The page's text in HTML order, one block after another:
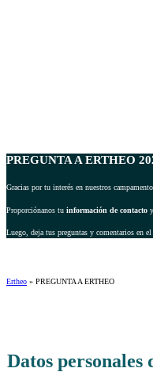
PREGUNTA A ERTHEO
Gracias por tu interés en nuestros
Proporciónanos tu información de contacto y
Luego, deja tus preguntas y comentarios en
Ertheo » PREGUNTA A ERTHEO
Datos personales